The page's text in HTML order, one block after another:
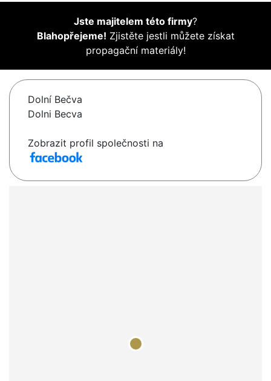
Jste majitelem této firmy?
Blahopřejeme! Zjistěte jestli můžete získat
propagační materiály!
Dolní Bečva
Dolni Becva
Zobrazit profil společnosti na